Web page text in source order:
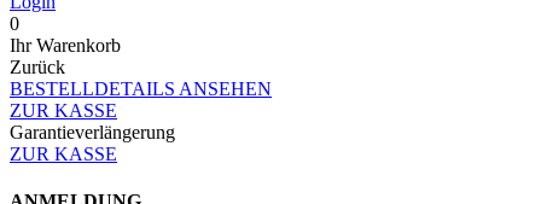
0
Ihr Warenkorb
Zurück
BESTELLDETAILS ANSEHEN
ZUR KASSE
Garantieverlängerung
ZUR KASSE